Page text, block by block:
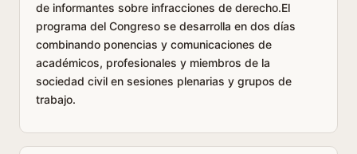
de informantes sobre infracciones de derecho.El
programa del Congreso se desarrolla en dos días
combinando ponencias y comunicaciones de
académicos, profesionales y miembros de la
sociedad civil en sesiones plenarias y grupos de
trabajo.